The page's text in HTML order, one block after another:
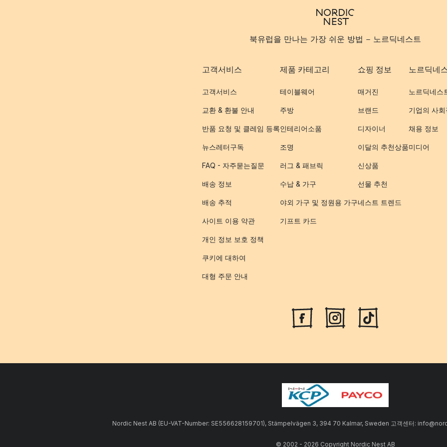
북유럽을 만나는 가장 쉬운 방법 - 노르딕네스트
고객서비스
고객서비스
교환 & 환불 안내
반품 요청 및 클레임 등록
뉴스레터구독
FAQ - 자주묻는질문
배송 정보
배송 추적
사이트 이용 약관
개인 정보 보호 정책
쿠키에 대하여
대형 주문 안내
제품 카테고리
테이블웨어
주방
인테리어소품
조명
러그 & 패브릭
수납 & 가구
야외 가구 및 정원용 가구
기프트 카드
쇼핑 정보
매거진
브랜드
디자이너
이달의 추천상품
신상품
선물 추천
네스트 트렌드
노르딕네
노르딕네스
기업의 사회
채용 정보
미디어
Nordic Nest AB (EU-VAT-Number: SE556628159701), Stämpelvägen 3, 394 70 Kalmar, Sweden 고객센터:
© 2002 - 2026 Copyright Nordic Nest AB